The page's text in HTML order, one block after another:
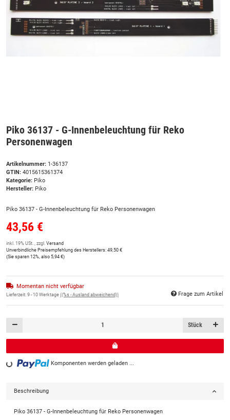
Piko 36137 - G-Innenbeleuchtung für Reko
Personenwagen
Artikelnummer: 1-36137
GTIN: 4015615361374
Kategorie: Piko
Hersteller: Piko
Piko 36137 - G-Innenbeleuchtung für Reko Personenwagen
43,56 €
inkl. 19% USt. , zzgl. Versand
Unverbindliche Preisempfehlung des Herstellers: 49,50 €
(Sie sparen 12%, also 5,94 €)
Momentan nicht verfügbar
Lieferzeit: 9 - 10 Werktage ((%s - Ausland abweichend)) Frage zum Artikel
Stück
Loading... Komponenten werden geladen ...
Beschreibung
Piko 36137 - G-Innenbeleuchtung für Reko Personenwagen